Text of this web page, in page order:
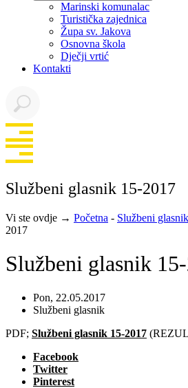
Marinski komunalac
Turistička zajednica
Župa sv. Jakova
Osnovna škola
Dječji vrtić
Kontakti
Službeni glasnik 15-2017
Vi ste ovdje → Početna - Službeni glasnik
2017
Službeni glasnik
Pon, 22.05.2017
Službeni glasnik
PDF; Službeni glasnik 15-2017
Facebook
Twitter
Pinterest